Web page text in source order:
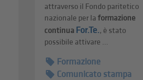
attraverso il Fondo paritetico
nazionale per laformazione
continua For.Te., è stato
possibile attivare ...
Formazione
Comunicato stampa